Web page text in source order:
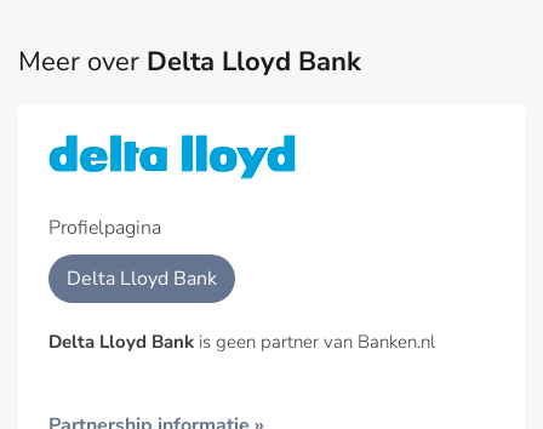
Meer over Delta Lloyd Bank
Profielpagina
Delta Lloyd Bank
Delta Lloyd Bank is geen partner van Banken.nl